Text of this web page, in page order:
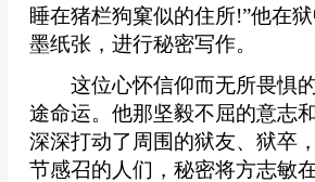
睡在猪栏狗窠似的住所!”他在
墨纸张，进行秘密写作。
这位心怀信仰而无所畏惧的
途命运。他那坚毅不屈的意志
深深打动了周围的狱友、狱卒
节感召的人们，秘密将方志敏